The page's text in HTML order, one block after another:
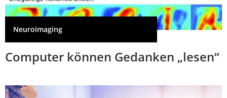
Neuroimaging
Computer können Gedanken „lesen“